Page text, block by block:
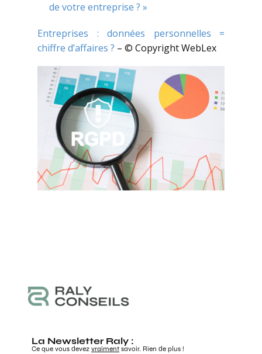
de votre entreprise ? »
Entreprises : données personnelles =
chiffre d’affaires ? – © Copyright WebLex
La Newsletter Raly :
Ce que vous devez vraiment savoir. Rien de plus !